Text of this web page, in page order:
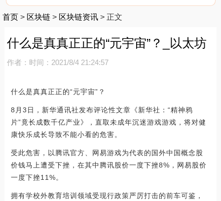
首页 > 区块链 > 区块链资讯 > 正文
什么是真真正正的“元宇宙”？_以太坊
作者： 时间：2021/8/4 21:24:57
什么是真真正正的“元宇宙”？
8月3日，新华通讯社发布评论性文章《新华社：“精神鸦
片”竟长成数千亿产业》，直取未成年沉迷游戏游戏，将对健
康快乐成长导致不能小看的危害。
受此危害，以腾讯官方、网易游戏为代表的国外中国概念股
价钱马上遭受下挫，在其中腾讯股价一度下挫8%，网易股价
一度下挫11%。
拥有学校外教育培训领域受现行政策严厉打击的前车可鉴，